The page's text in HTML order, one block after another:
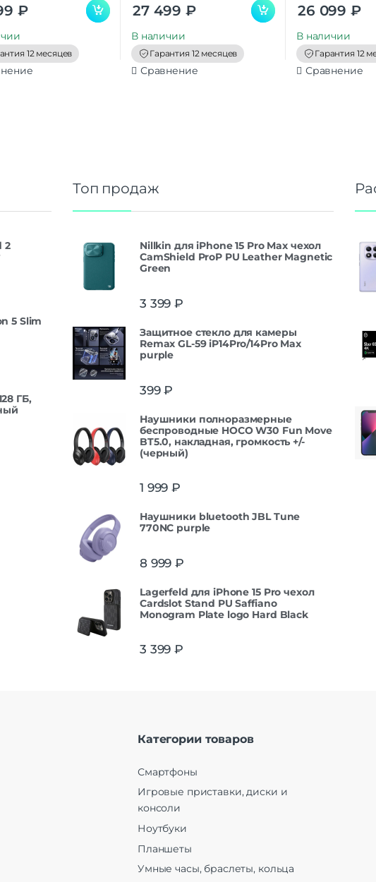
₽
12 месяцев
o
o
27 499 ₽
В наличии
Гарантия 12 месяцев
Сравнение
o
o
26 099 ₽
В наличии
Гарантия 12
Сравнение
2
5 Slim
ГБ,
Топ продаж
Nillkin для iPhone 15 Pro Max чехол
CamShield ProP PU Leather Magnetic
Green
3 399 ₽
Защитнoe cтекло для камеры
Remax GL-59 iP14Pro/14Pro Max
purple
399₽
Наушники полноразмерные
беспроводные HOCO W30 Fun Move
BT5.0, накладная, громкость +/-
(черный)
1 999 ₽
Наушники bluetooth JBL Tune
770NC purple
8 999 ₽
Lagerfeld для iPhone 15 Pro чехол
Cardslot Stand PU Saffiano
Monogram Plate logo Hard Black
3 399 ₽
Категории товаров
Смартфоны
Игровые приставки, диски и
консоли
Ноутбуки
Планшеты
Умные часы, браслеты, кольца